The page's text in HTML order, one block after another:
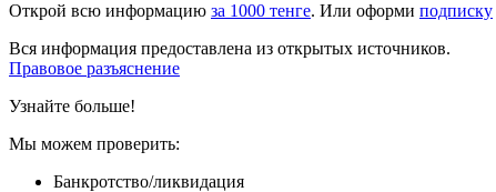
Открой всю информацию за 1000 тенге. Или оформи подписку
Вся информация предоставлена из открытых источников.
Правовое разъяснение
Узнайте больше!
Мы можем проверить:
Банкротство/ликвидация